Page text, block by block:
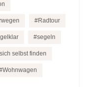
Radtour
segeln
sich selbst finden
Wohnwagen